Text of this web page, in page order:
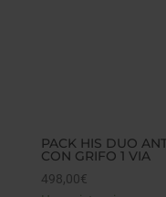
PACK HIS DUO
CON GRIFO 1 VIA
498,00€